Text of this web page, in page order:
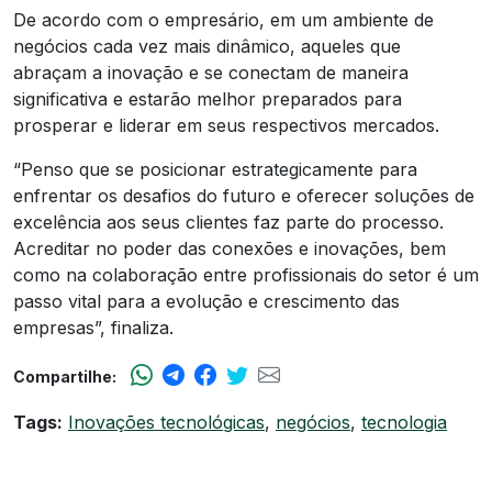
De acordo com o empresário, em um ambiente de
negócios cada vez mais dinâmico, aqueles que
abraçam a inovação e se conectam de maneira
significativa e estarão melhor preparados para
prosperar e liderar em seus respectivos mercados.
“Penso que se posicionar estrategicamente para
enfrentar os desafios do futuro e oferecer soluções de
excelência aos seus clientes faz parte do processo.
Acreditar no poder das conexões e inovações, bem
como na colaboração entre profissionais do setor é um
passo vital para a evolução e crescimento das
empresas”, finaliza.
Compartilhe:
Tags: Inovações tecnológicas, negócios, tecnologia